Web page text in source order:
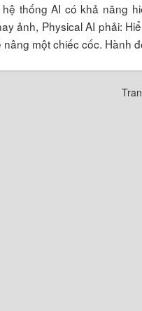
thống AI có khả năng
ảnh, Physical AI phải:
nâng một chiếc cốc. Hành